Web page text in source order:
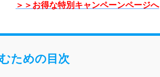
＞＞お得な特別キャンペーンページへ
ための目次